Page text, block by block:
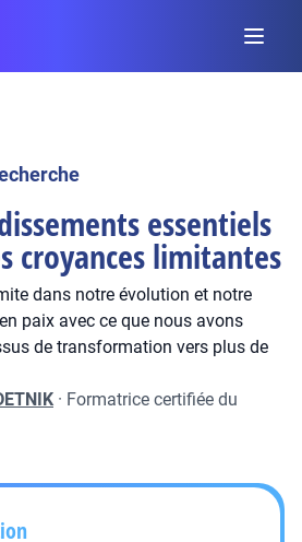
essentiels
croyances limitantes
dans notre évolution et notre
paix avec ce que nous avons
de transformation vers plus de
· Formatrice certifiée du